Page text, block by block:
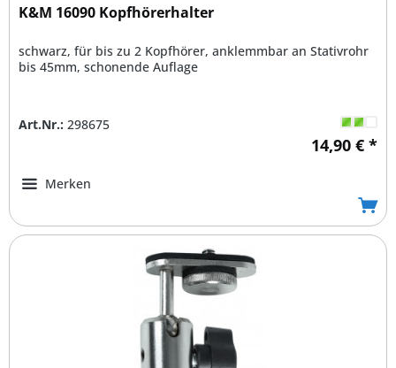
K&M 16090 Kopfhörerhalter
schwarz, für bis zu 2 Kopfhörer, anklemmbar an Stativrohr
bis 45mm, schonende Auflage
Art.Nr.: 298675
14,90 € *
Merken